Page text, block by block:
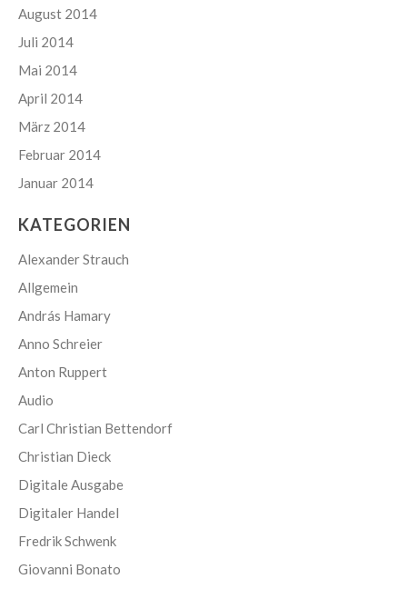
August 2014
Juli 2014
Mai 2014
April 2014
März 2014
Februar 2014
Januar 2014
KATEGORIEN
Alexander Strauch
Allgemein
András Hamary
Anno Schreier
Anton Ruppert
Audio
Carl Christian Bettendorf
Christian Dieck
Digitale Ausgabe
Digitaler Handel
Fredrik Schwenk
Giovanni Bonato